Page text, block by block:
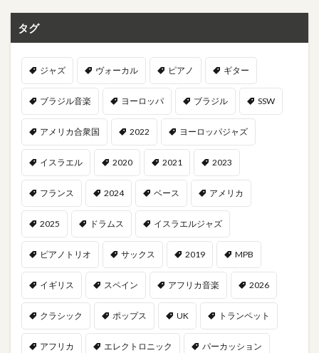
タグ
ジャズ ヴォーカル ピアノ ギター
ブラジル音楽 ヨーロッパ ブラジル SSW
アメリカ合衆国 2022 ヨーロッパジャズ
イスラエル 2020 2021 2023
フランス 2024 ベース アメリカ
2025 ドラムス イスラエルジャズ
ピアノトリオ サックス 2019 MPB
イギリス スペイン アフリカ音楽 2026
クラシック ポップス UK トランペット
アフリカ エレクトロニック パーカッション